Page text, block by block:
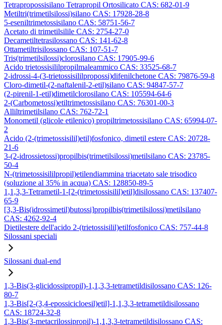
Tetrapropossisilano Tetrapropil Ortosilicato CAS: 682-01-9
Metiltri(trimetilsilossi)silano CAS: 17928-28-8
5-eseniltrimetossisilano CAS: 58751-56-7
Acetato di trimetilsilile CAS: 2754-27-0
Decametiltetrasilossano CAS: 141-62-8
Ottametiltrisilossano CAS: 107-51-7
Tris(trimetilsilossi)clorosilano CAS: 17905-99-6
Acido trietossisililpropilmaleammico CAS: 33525-68-7
2-idrossi-4-(3-trietossisililpropossi)difenilchetone CAS: 79876-59-8
Cloro-dimetil-(2-naftalenil-2-etil)silano CAS: 94847-57-7
(2-pirenil-1-etil)dimetilclorosilano CAS: 105594-64-6
2-(Carbometossi)etiltrimetossisilano CAS: 76301-00-3
Alliltrimetilsilano CAS: 762-72-1
Monometil (glicole etilenico) propiltrimetossisilano CAS: 65994-07-
2
Acido (2-(trimetossisilil)etil)fosfonico, dimetil estere CAS: 20728-
21-6
3-(2-idrossietossi)propilbis(trimetilsilossi)metilsilano CAS: 23785-
50-4
N-(trimetossisililpropil)etilendiammina triacetato sale trisodico
(soluzione al 35% in acqua) CAS: 128850-89-5
1,1,3,3-Tetrametil-1-[2-(trimetossisilil)etil]disilossano CAS: 137407-
65-9
[3,3-Bis(idrossimetil)butossi]propilbis(trimetilsilossi)metilsilano
CAS: 4262-92-4
Dietilestere dell'acido 2-(trietossisilil)etilfosfonico CAS: 757-44-8
Silossani speciali
Silossani dual-end
1,3-Bis(3-glicidossipropil)-1,1,3,3-tetrametildisilossano CAS: 126-
80-7
1,3-Bis[2-(3,4-epossicicloesil)etil]-1,1,3,3-tetrametildisilossano
CAS: 18724-32-8
1,3-Bis(3-metacrilossipropil)-1,1,3,3-tetrametildisilossano CAS: